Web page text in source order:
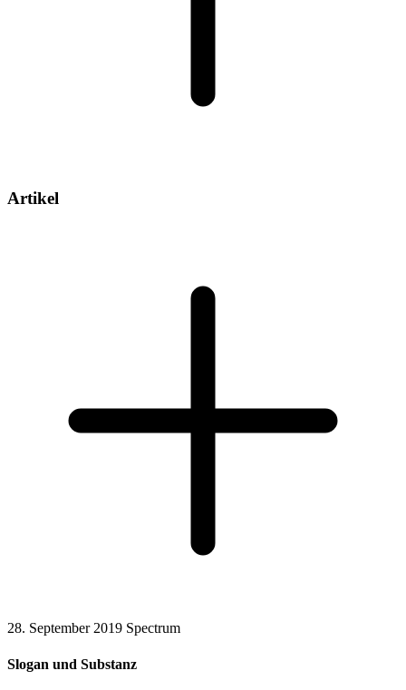
Artikel
28. September 2019 Spectrum
Slogan und Substanz